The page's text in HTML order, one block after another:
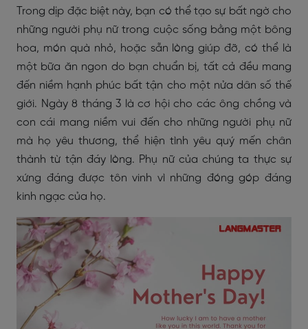
Trong dịp đặc biệt này, bạn có thể tạo sự bất ngờ cho
những người phụ nữ trong cuộc sống bằng một bông
hoa, món quà nhỏ, hoặc sẵn lòng giúp đỡ, có thể là
một bữa ăn ngon do bạn chuẩn bị, tất cả đều mang
đến niềm hạnh phúc bất tận cho một nửa dân số thế
giới. Ngày 8 tháng 3 là cơ hội cho các ông chồng và
con cái mang niềm vui đến cho những người phụ nữ
mà họ yêu thương, thể hiện tình yêu quý mến chân
thành từ tận đáy lòng. Phụ nữ của chúng ta thực sự
xứng đáng được tôn vinh vì những đóng góp đáng
kinh ngạc của họ.